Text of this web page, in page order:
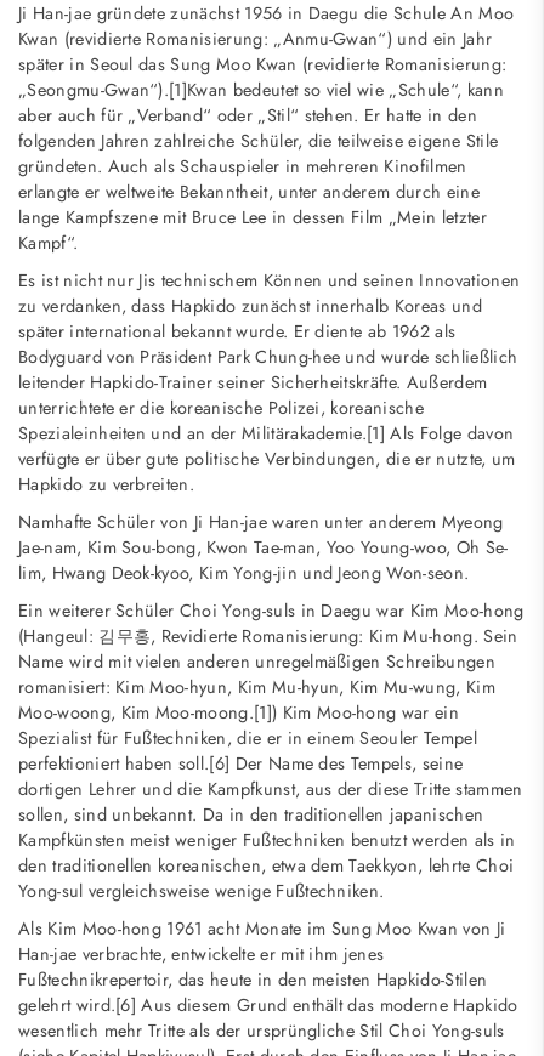
Ji Han-jae gründete zunächst 1956 in Daegu die Schule An Moo
Kwan (revidierte Romanisierung: „Anmu-Gwan“) und ein Jahr
später in Seoul das Sung Moo Kwan (revidierte Romanisierung:
„Seongmu-Gwan“).[1]Kwan bedeutet so viel wie „Schule“, kann
aber auch für „Verband“ oder „Stil“ stehen. Er hatte in den
folgenden Jahren zahlreiche Schüler, die teilweise eigene Stile
gründeten. Auch als Schauspieler in mehreren Kinofilmen
erlangte er weltweite Bekanntheit, unter anderem durch eine
lange Kampfszene mit Bruce Lee in dessen Film „Mein letzter
Kampf“.
Es ist nicht nur Jis technischem Können und seinen Innovationen
zu verdanken, dass Hapkido zunächst innerhalb Koreas und
später international bekannt wurde. Er diente ab 1962 als
Bodyguard von Präsident Park Chung-hee und wurde schließlich
leitender Hapkido-Trainer seiner Sicherheitskräfte. Außerdem
unterrichtete er die koreanische Polizei, koreanische
Spezialeinheiten und an der Militärakademie.[1] Als Folge davon
verfügte er über gute politische Verbindungen, die er nutzte, um
Hapkido zu verbreiten.
Namhafte Schüler von Ji Han-jae waren unter anderem Myeong
Jae-nam, Kim Sou-bong, Kwon Tae-man, Yoo Young-woo, Oh Se-
lim, Hwang Deok-kyoo, Kim Yong-jin und Jeong Won-seon.
Ein weiterer Schüler Choi Yong-suls in Daegu war Kim Moo-hong
(Hangeul: 김무홍, Revidierte Romanisierung: Kim Mu-hong. Sein
Name wird mit vielen anderen unregelmäßigen Schreibungen
romanisiert: Kim Moo-hyun, Kim Mu-hyun, Kim Mu-wung, Kim
Moo-woong, Kim Moo-moong.[1]) Kim Moo-hong war ein
Spezialist für Fußtechniken, die er in einem Seouler Tempel
perfektioniert haben soll.[6] Der Name des Tempels, seine
dortigen Lehrer und die Kampfkunst, aus der diese Tritte stammen
sollen, sind unbekannt. Da in den traditionellen japanischen
Kampfkünsten meist weniger Fußtechniken benutzt werden als in
den traditionellen koreanischen, etwa dem Taekkyon, lehrte Choi
Yong-sul vergleichsweise wenige Fußtechniken.
Als Kim Moo-hong 1961 acht Monate im Sung Moo Kwan von Ji
Han-jae verbrachte, entwickelte er mit ihm jenes
Fußtechnikrepertoir, das heute in den meisten Hapkido-Stilen
gelehrt wird.[6] Aus diesem Grund enthält das moderne Hapkido
wesentlich mehr Tritte als der ursprüngliche Stil Choi Yong-suls